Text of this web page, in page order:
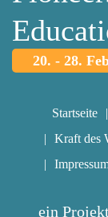
20. - 28.
Startseite
Kraft des
ein